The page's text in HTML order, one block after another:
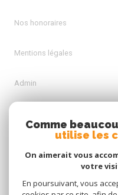
Nos honoraires
Mentions légales
Admin
© 2026 | Tous droits réservés
Comme
utilise les
On aimerait vous
votre
En poursuivant, vous